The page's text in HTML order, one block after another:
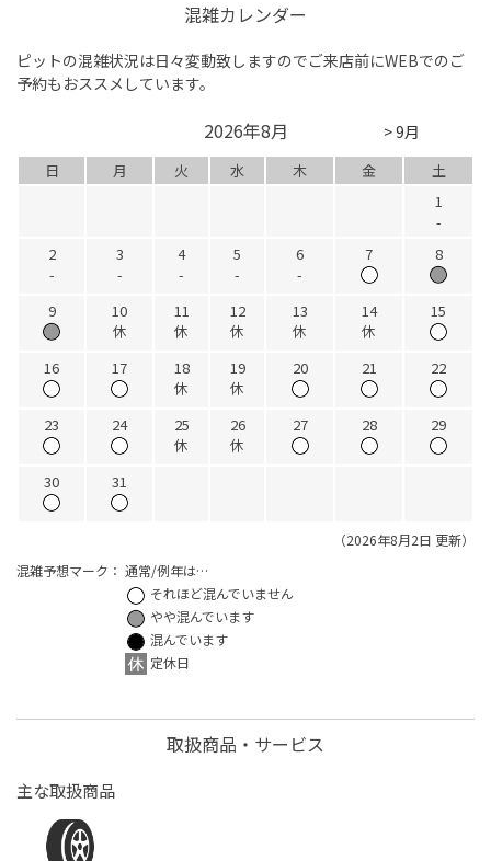
混雑カレンダー
ピットの混雑状況は日々変動致しますのでご来店前にWEBでのご
予約もおススメしています。
> 9月
2026年8月
日 月 火 水 木 金
土
1
-
2
-
3
-
4
-
5
-
6
-
7 8
9
10
休
11
休
12
休
13
休
14
休
15
16 17
18
休
19
休
20 21 22
23 24
25
休
26
休
27 28 29
30 31
（2026年8月2日 更新）
混雑予想マーク： 通常/例年は…
それほど混んでいません
やや混んでいます
混んでいます
定休日
取扱商品・サービス
主な取扱商品